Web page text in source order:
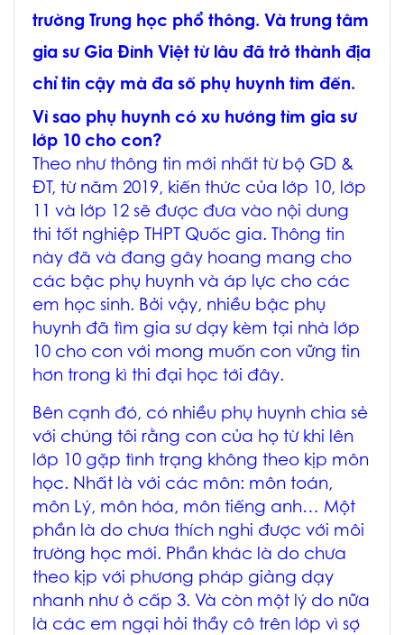
trường Trung học phổ thông. Và trung tâm
gia sư Gia Đình Việt từ lâu đã trở thành địa
chỉ tin cậy mà đa số phụ huynh tìm đến.
Vì sao phụ huynh có xu hướng tìm gia sư
lớp 10 cho con?
Theo như thông tin mới nhất từ bộ GD &
ĐT, từ năm 2019, kiến thức của lớp 10, lớp
11 và lớp 12 sẽ được đưa vào nội dung
thi tốt nghiệp THPT Quốc gia. Thông tin
này đã và đang gây hoang mang cho
các bậc phụ huynh và áp lực cho các
em học sinh. Bởi vậy, nhiều bậc phụ
huynh đã tìm gia sư dạy kèm tại nhà lớp
10 cho con với mong muốn con vững tin
hơn trong kì thi đại học tới đây.
Bên cạnh đó, có nhiều phụ huynh chia sẻ
với chúng tôi rằng con của họ từ khi lên
lớp 10 gặp tình trạng không theo kịp môn
học. Nhất là với các môn: môn toán,
môn Lý, môn hóa, môn tiếng anh… Một
phần là do chưa thích nghi được với môi
trường học mới. Phần khác là do chưa
theo kịp với phương pháp giảng dạy
nhanh như ở cấp 3. Và còn một lý do nữa
là các em ngại hỏi thầy cô trên lớp vì sợ